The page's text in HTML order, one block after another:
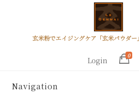
玄米粉でエイジングケア「玄米パウダ
Login
0
Navigation